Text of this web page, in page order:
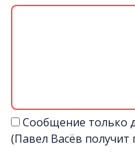
Сообщение только
(Павел Васёв получит